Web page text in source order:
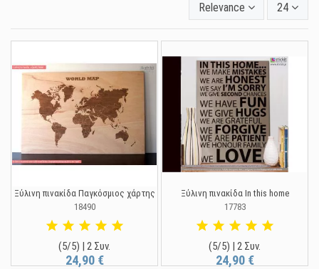
Relevance 24
Ξύλινη πινακίδα Παγκόσμιος χάρτης
18490
(5/5) | 2 Συν.
24,90 €
Ξύλινη πινακίδα In this home
17783
(5/5) | 2 Συν.
24,90 €